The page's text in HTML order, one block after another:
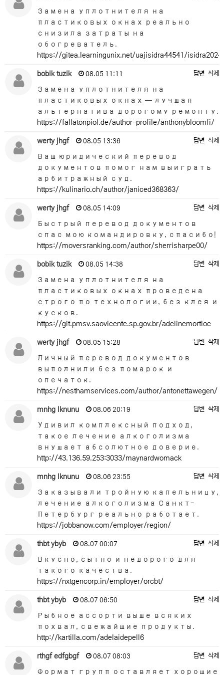
Замена уплотнителя на
пластиковых окнах реально
снизила затраты на
обогреватель.
https://gitea.learningunix.net/uajisidra44541/
bobik tuzik 08.05 11:11 답변 삭제
Замена уплотнителя на
пластиковых окнах — лучшая
альтернатива дорогому ремонту.
https://fallatonpiol.de/author-profile/anthonybloomfi/
werty jhgf 08.05 13:36 답변 삭제
Ваш юридический перевод
документов помог нам выиграть
арбитражный суд.
https://kulinario.ch/author/janiced368363/
werty jhgf 08.05 14:09 답변 삭제
Быстрый перевод документов
спас мою командировку, спасибо!
https://moversranking.com/author/sherrisharpe00/
bobik tuzik 08.05 14:38 답변 삭제
Замена уплотнителя на
пластиковых окнах проведена
строго по технологии, без клея и
кусков.
https://git.pmsv.saovicente.sp.gov.br/adelinemortloc
werty jhgf 08.05 15:28 답변 삭제
Личный перевод документов
выполнили без помарок и
опечаток.
https://nesthamservices.com/author/antonettawegen/
mnhg lknunu 08.06 20:19 답변 삭제
Удивил комплексный подход,
такое лечение алкоголизма
внушает абсолютное доверие.
http://43.136.59.253:3033/maynardwomack
mnhg lknunu 08.06 23:55 답변 삭제
Заказывали тройную капельницу,
лечение алкоголизма Санкт-
Петербург реально работает.
https://jobbanow.com/employer/region/
thbt ybyb 08.07 00:07 답변 삭제
Вкусно, сытно и недорого для
такого качества.
https://nxtgencorp.in/employer/orcbt/
thbt ybyb 08.07 06:50 답변 삭제
Рыбное ассорти выше всяких
похвал, свежайшие продукты.
http://kartilla.com/adelaidepell6
rthgf edfgbgf 08.07 08:03 답변 삭제
Формат групп оставляет хорошие